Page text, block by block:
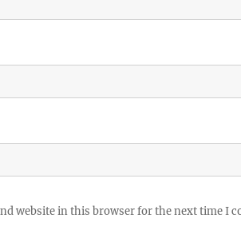
website in this browser for the next time I